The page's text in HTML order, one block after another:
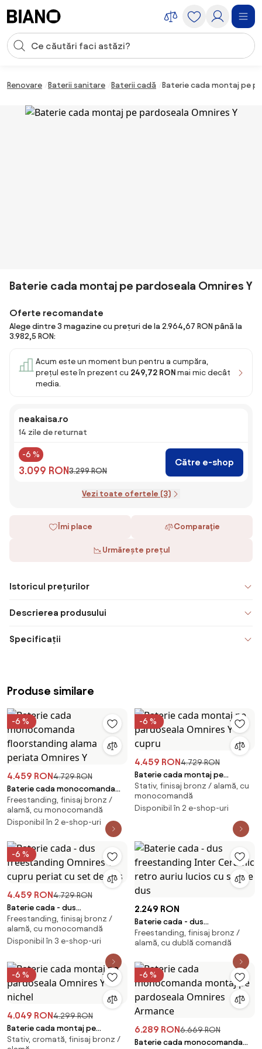
Introducerea căutării
Renovare Baterii sanitare Baterii cadă Baterie cada montaj pe
Baterie cada montaj pe pardoseala Omnires Y
Oferte recomandate
Alege dintre 3 magazine cu prețuri de la 2.964,67 RON până la
3.982,5 RON:
Acum este un moment bun pentru a cumpăra,
prețul este în prezent cu 249,72 RON mai mic decât
media.
neakaisa.ro
14 zile de returnat
-6 %
3.099 RON3.299 RON
Către e-shop
Vezi toate ofertele (3)
Îmi place Comparaţie
Urmărește prețul
Istoricul prețurilor
Descrierea produsului
Specificații
Produse similare
-6 %
4.459 RON4.729 RON
Baterie cada monocomanda
floorstanding alama periata
Omnires Y
Freestanding, finisaj bronz /
alamă, cu monocomandă
Disponibil în 2 e-shop-uri
-6 %
4.459 RON4.729 RON
Baterie cada montaj pe
pardoseala Omnires Y cupru
Stativ, finisaj bronz / alamă, cu
monocomandă
Disponibil în 2 e-shop-uri
-6 %
4.459 RON4.729 RON
Baterie cada - dus
freestanding Omnires Y cupru
periat cu set de dus
Freestanding, finisaj bronz /
alamă, cu monocomandă
Disponibil în 3 e-shop-uri
2.249 RON
Baterie cada - dus
freestanding Inter Ceramic
retro auriu lucios cu set de dus
Freestanding, finisaj bronz /
alamă, cu dublă comandă
-6 %
4.049 RON4.299 RON
Baterie cada montaj pe
pardoseala Omnires Y nichel
Stativ, cromată, finisaj bronz /
-6 %
6.289 RON6.669 RON
Baterie cada monocomanda